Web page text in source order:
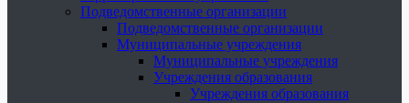
Подведомственные организации
Подведомственные организации
Муниципальные учреждения
Муниципальные учреждения
Учреждения образования
Учреждения образования